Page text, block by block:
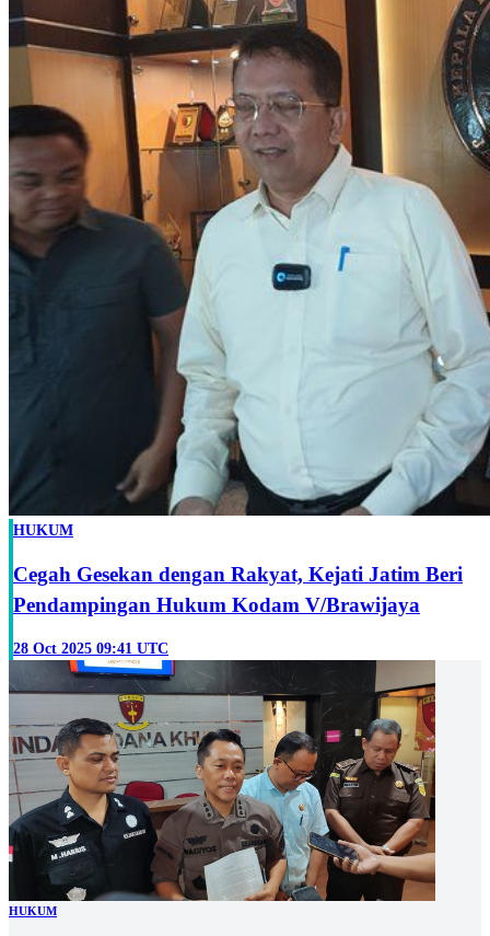
HUKUM
Cegah Gesekan dengan Rakyat, Kejati Jatim Beri
Pendampingan Hukum Kodam V/Brawijaya
28 Oct 2025 09:41 UTC
HUKUM